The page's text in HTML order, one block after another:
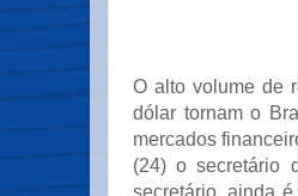
O alto volume de
dólar tornam o
mercados
(24) o secretário